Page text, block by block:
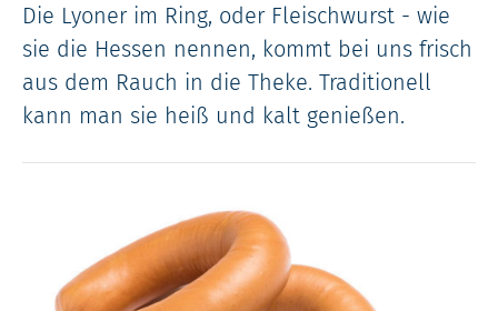
Die Lyoner im Ring, oder Fleischwurst - wie
sie die Hessen nennen, kommt bei uns frisch
aus dem Rauch in die Theke. Traditionell
kann man sie heiß und kalt genießen.